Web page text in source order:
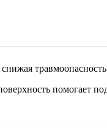
помогает